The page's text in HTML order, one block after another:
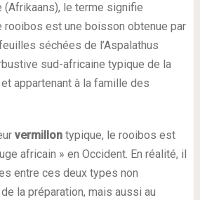
(Afrikaans), le terme signifie
rooibos est une boisson obtenue par
séchées de l’Aspalathus
sud-africaine typique de la
appartenant à la famille des
vermillon typique, le rooibos est
africain » en Occident. En réalité, il
entre ces deux types non
la préparation, mais aussi au